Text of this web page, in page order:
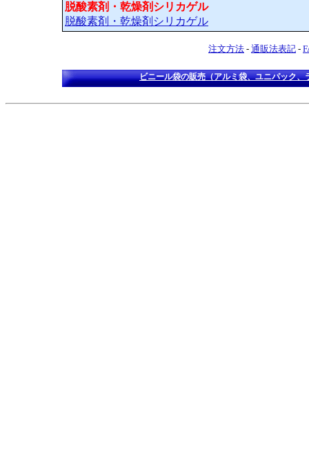
脱酸素剤・乾燥剤シリカゲル
脱酸素剤・乾燥剤シリカゲル
注文方法 - 通販法表記 -
ビニール袋の販売（アルミ袋、ユニパック